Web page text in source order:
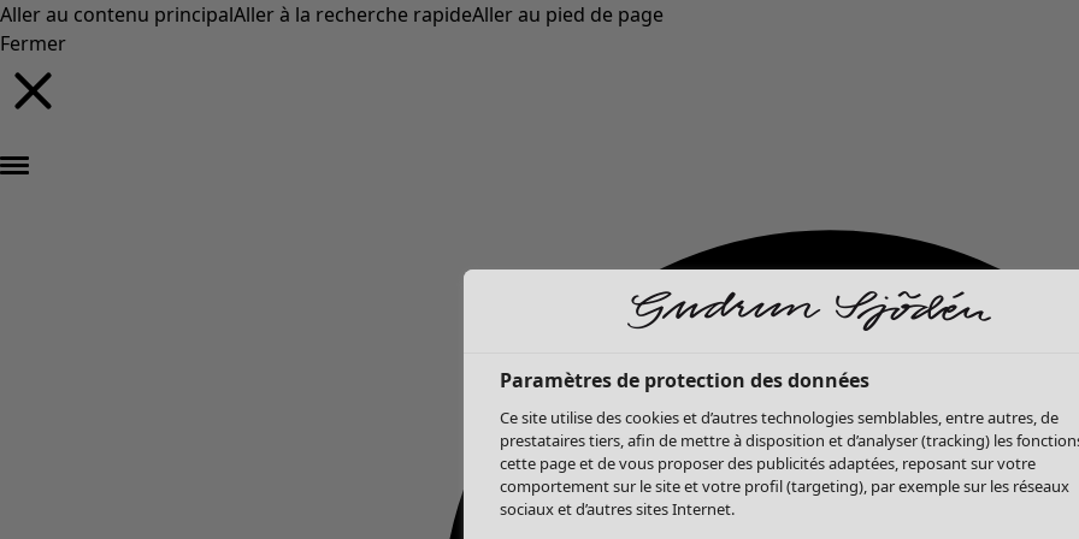
Aller au contenu principalAller à la recherche rapideAller au pied de page
Fermer
Paramètres de protection des données
Ce site utilise des cookies et d’autres technologies semblables, entre autres, de
prestataires tiers, afin de mettre à disposition et d’analyser (tracking) les
cette page et de vous proposer des publicités adaptées, reposant sur votre
comportement sur le site et votre profil (targeting), par exemple sur les réseaux
sociaux et d’autres sites Internet.